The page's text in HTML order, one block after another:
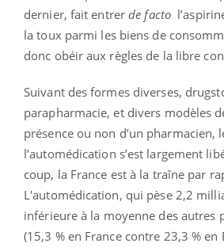
dernier, fait entrerde facto
la toux parmi les biens de
donc obéir aux règles de la libre
Suivant des formes diverses,
parapharmacie, et divers modèles
présence ou non d’un pharmacien,
l’automédication s’est largement
coup, la France est à la traîne par
L'automédication, qui pèse 2,2
inférieure à la moyenne des autres
(15,3 % en France contre 23,3 % en